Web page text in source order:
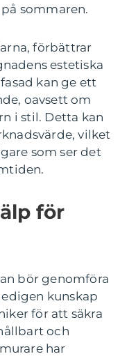
sommaren.
förbättrar
estetiska
kan ge ett
oavsett om
i stil. Detta kan
vilket
som ser det
för
bör genomföra
kunskap
för att säkra
och
har